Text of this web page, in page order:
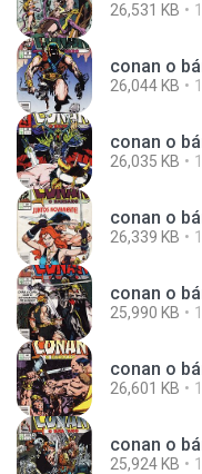
26,531 KB
conan o
26,044 KB
conan o
26,035 KB
conan o
26,339 KB
conan o
25,990 KB
conan o
26,601 KB
conan o
25,924 KB